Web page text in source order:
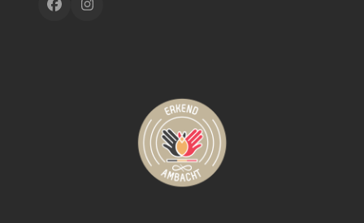
FacebookInstagram